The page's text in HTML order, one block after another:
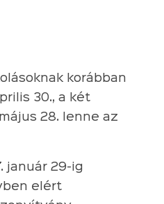
korábban
30., a két
28. lenne az
január 29-ig
elért